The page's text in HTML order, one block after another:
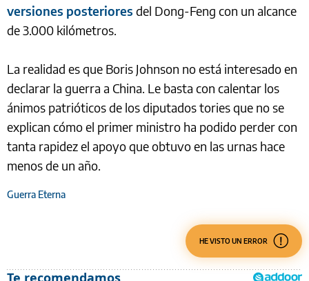
versiones posteriores del Dong-Feng con un alcance
de 3.000 kilómetros.
La realidad es que Boris Johnson no está interesado en
declarar la guerra a China. Le basta con calentar los
ánimos patrióticos de los diputados tories que no se
explican cómo el primer ministro ha podido perder con
tanta rapidez el apoyo que obtuvo en las urnas hace
menos de un año.
Guerra Eterna
HE VISTO UN ERROR